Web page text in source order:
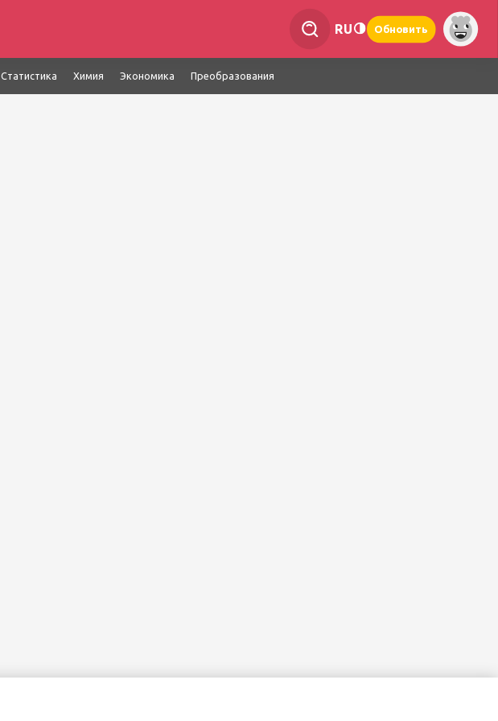
RU Обновить
Статистика Химия Экономика Преобразования